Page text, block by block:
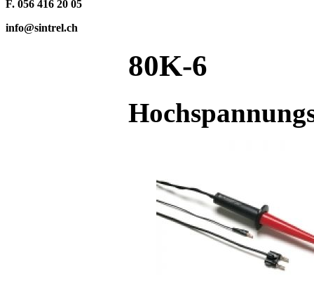
F. 056 416 20 05
info@sintrel.ch
80K-6